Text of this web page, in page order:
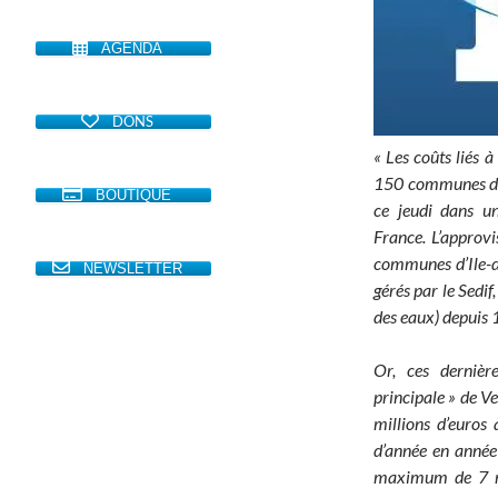
« Les coûts liés
150 communes
ce jeudi dans
France.
communes
gérés par le
des eaux) depuis
Or, ces
principale » de
millions
d’année en
maximum de 7
AGENDA
DONS
BOUTIQUE
NEWSLETTER